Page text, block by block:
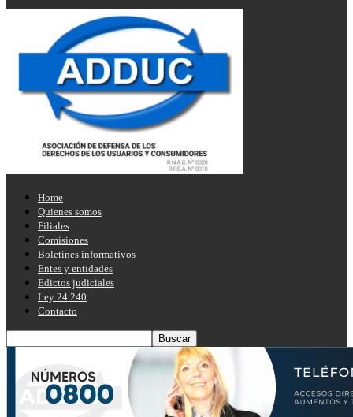
Home
Quienes somos
Filiales
Comisiones
Boletines informativos
Entes y entidades
Edictos judiciales
Ley 24.240
Contacto